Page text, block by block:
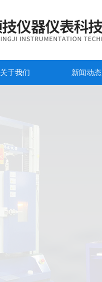
关于我们 新闻动态